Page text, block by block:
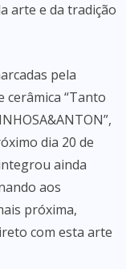
arte e da tradição
pela
cerâmica “Tanto
dia 20 de
ainda
aos
próxima,
com esta arte